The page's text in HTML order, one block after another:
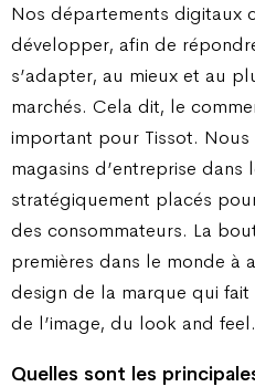
Nos départements digitaux
développer, afin de
s’adapter, au mieux et au
marchés. Cela dit, le
important pour Tissot. Nous
magasins d’entreprise
stratégiquement placés
des consommateurs. La
premières dans le monde à
design de la marque qui
de l’image, du look and feel.
Quelles sont les